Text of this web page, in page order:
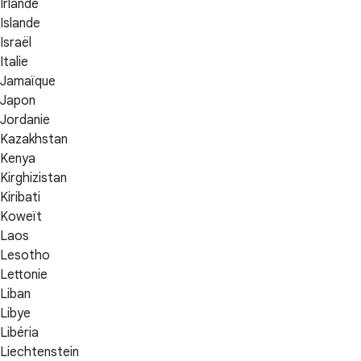
Irlande
Islande
Israël
Italie
Jamaïque
Japon
Jordanie
Kazakhstan
Kenya
Kirghizistan
Kiribati
Koweït
Laos
Lesotho
Lettonie
Liban
Libye
Libéria
Liechtenstein